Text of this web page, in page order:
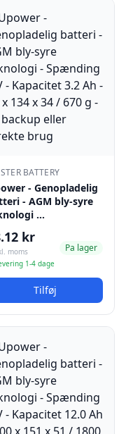
BATTERY
- Genopladelig
- AGM bly-syre
…
kr
moms
1-4 dage
Pa lager
Tilføj